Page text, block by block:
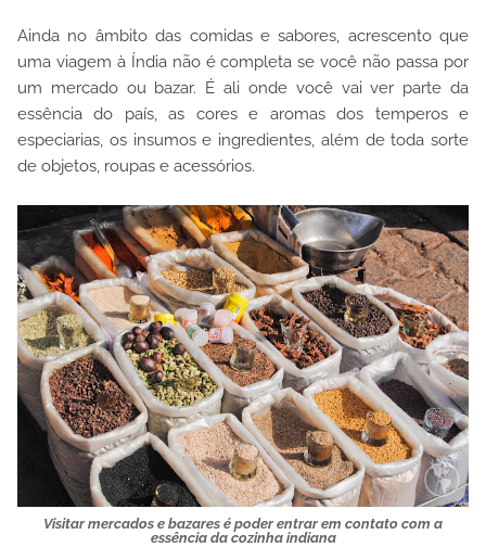
Ainda no âmbito das comidas e sabores, acrescento que
uma viagem à Índia não é completa se você não passa por
um mercado ou bazar. É ali onde você vai ver parte da
essência do país, as cores e aromas dos temperos e
especiarias, os insumos e ingredientes, além de toda sorte
de objetos, roupas e acessórios.
Visitar mercados e bazares é poder entrar em contato com a
essência da cozinha indiana